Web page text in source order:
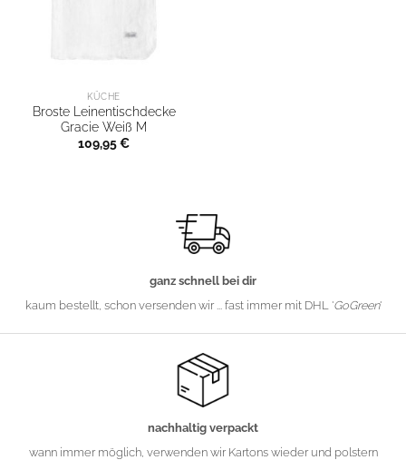
KÜCHE
Broste Leinentischdecke
Gracie Weiß M
109,95€
ganz schnell bei dir
kaum bestellt, schon versenden wir ... fast immer mit DHL 'GoGreen'
nachhaltig verpackt
wann immer möglich, verwenden wir Kartons wieder und polstern